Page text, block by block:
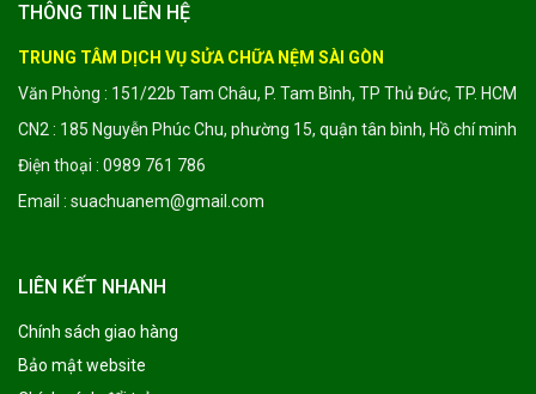
THÔNG TIN LIÊN HỆ
TRUNG TÂM DỊCH VỤ SỬA CHỮA NỆM SÀI GÒN
Văn Phòng : 151/22b Tam Châu, P. Tam Bình, TP Thủ Đức, TP. HCM
CN2 : 185 Nguyễn Phúc Chu, phường 15, quận tân bình, Hồ chí minh
Điện thoại : 0989 761 786
Email : suachuanem@gmail.com
LIÊN KẾT NHANH
Chính sách giao hàng
Bảo mật website